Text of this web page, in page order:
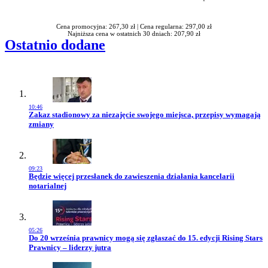
Cena promocyjna: 267,30 zł | Cena regularna: 297,00 zł
Najniższa cena w ostatnich 30 dniach: 207,90 zł
Ostatnio dodane
10:46
Przejdź do artykułu:
Zakaz stadionowy za niezajęcie swojego miejsca, przepisy wymagają
zmiany
09:23
Przejdź do artykułu:
Będzie więcej przesłanek do zawieszenia działania kancelarii
notarialnej
05:26
Przejdź do artykułu:
Do 20 września prawnicy mogą się zgłaszać do 15. edycji Rising Stars
Prawnicy – liderzy jutra